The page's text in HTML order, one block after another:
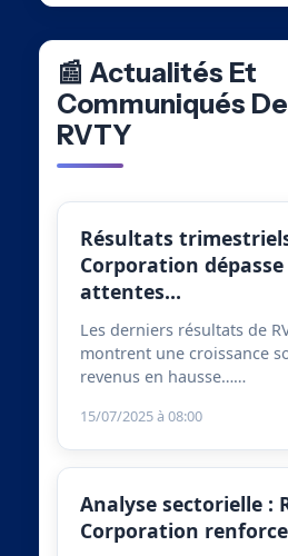
📰 Actualités Et
Communiqués De
RVTY
Résultats
Corporation dépasse
attentes…
Les derniers résultats de
montrent une croissance
revenus en hausse……
15/07/2025 à 08:00
Analyse sectorielle :
Corporation